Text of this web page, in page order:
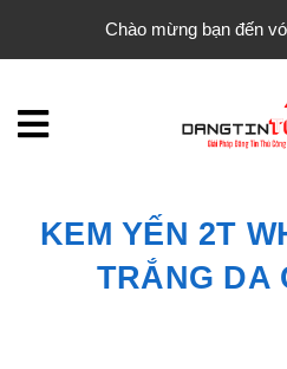
Chào mừng bạn đến
KEM YẾN 2T
TRẮNG DA